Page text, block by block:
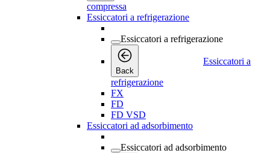
compressa
Essiccatori a refrigerazione
Essiccatori a refrigerazione
Back
Essiccatori a
refrigerazione
FX
FD
FD VSD
Essiccatori ad adsorbimento
Essiccatori ad adsorbimento